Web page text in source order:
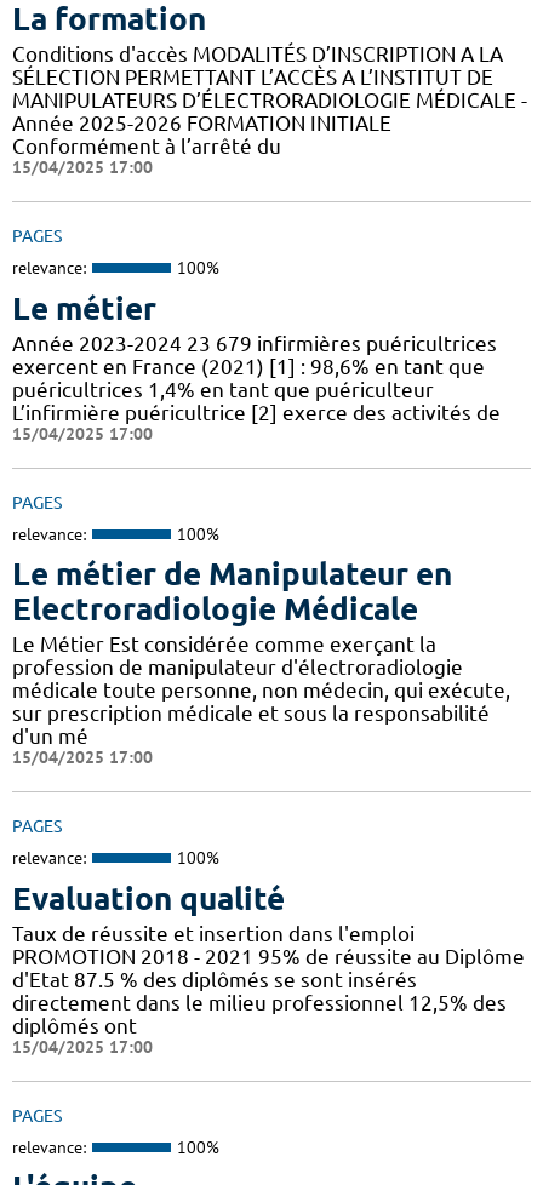
La formation
Conditions d'accès MODALITÉS D’INSCRIPTION A LA
SÉLECTION PERMETTANT L’ACCÈS A L’INSTITUT DE
MANIPULATEURS D’ÉLECTRORADIOLOGIE MÉDICALE -
Année 2025-2026 FORMATION INITIALE
Conformément à l’arrêté du
15/04/2025 17:00
PAGES
relevance: 100%
Le métier
Année 2023-2024 23 679 infirmières puéricultrices
exercent en France (2021) [1] : 98,6% en tant que
puéricultrices 1,4% en tant que puériculteur
L’infirmière puéricultrice [2] exerce des activités de
15/04/2025 17:00
PAGES
relevance: 100%
Le métier de Manipulateur en
Electroradiologie Médicale
Le Métier Est considérée comme exerçant la
profession de manipulateur d'électroradiologie
médicale toute personne, non médecin, qui exécute,
sur prescription médicale et sous la responsabilité
d'un mé
15/04/2025 17:00
PAGES
relevance: 100%
Evaluation qualité
Taux de réussite et insertion dans l'emploi
PROMOTION 2018 - 2021 95% de réussite au Diplôme
d'Etat 87.5 % des diplômés se sont insérés
directement dans le milieu professionnel 12,5% des
diplômés ont
15/04/2025 17:00
PAGES
relevance: 100%